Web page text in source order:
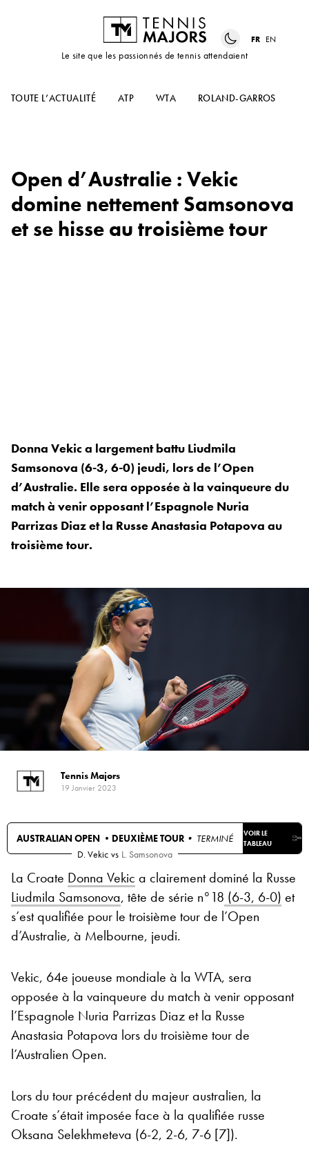
Le site que les passionnés de tennis attendaient
FR EN
TOUTE L’ACTUALITÉ ATP WTA ROLAND-GARROS
Open d’Australie : Vekic
domine nettement Samsonova
et se hisse au troisième tour
Donna Vekic a largement battu Liudmila
Samsonova (6-3, 6-0) jeudi, lors de l’Open
d’Australie. Elle sera opposée à la vainqueure du
match à venir opposant l’Espagnole Nuria
Parrizas Diaz et la Russe Anastasia Potapova au
troisième tour.
Tennis Majors
19 Janvier 2023
AUSTRALIAN OPEN • DEUXIÈME TOUR • TERMINÉ
VOIR LE
TABLEAU
D. Vekic vs L. Samsonova
La Croate Donna Vekic a clairement dominé la Russe
Liudmila Samsonova, tête de série n°18 (6-3, 6-0) et
s’est qualifiée pour le troisième tour de l’Open
d’Australie, à Melbourne, jeudi.
Vekic, 64e joueuse mondiale à la WTA, sera
opposée à la vainqueure du match à venir opposant
l’Espagnole Nuria Parrizas Diaz et la Russe
Anastasia Potapova lors du troisième tour de
l’Australien Open.
Lors du tour précédent du majeur australien, la
Croate s’était imposée face à la qualifiée russe
Oksana Selekhmeteva (6-2, 2-6, 7-6 [7]).